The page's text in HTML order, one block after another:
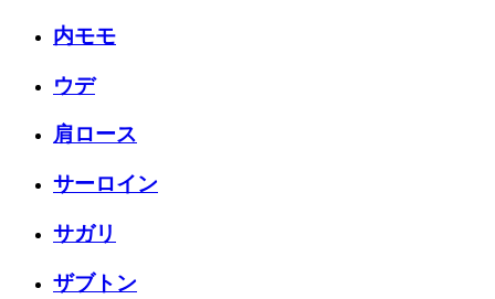
内モモ
ウデ
肩ロース
サーロイン
サガリ
ザブトン